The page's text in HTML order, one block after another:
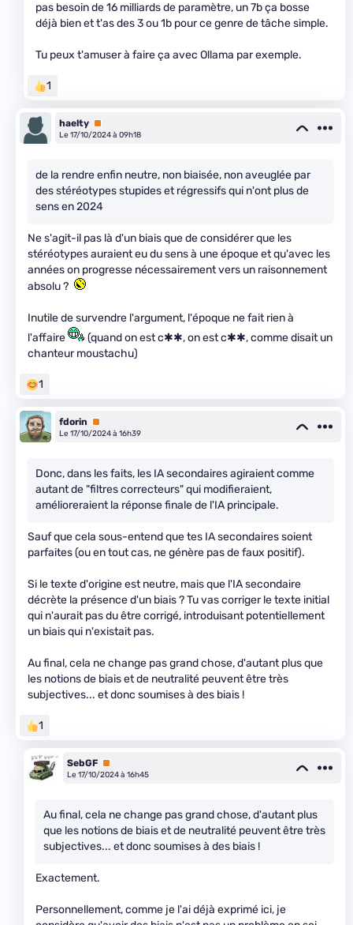
pas besoin de 16 milliards de paramètre, un 7b ça bosse
déjà bien et t'as des 3 ou 1b pour ce genre de tâche simple.
Tu peux t'amuser à faire ça avec Ollama par exemple.
1
haelty Premium
Le 17/10/2024 à 09h18
de la rendre enfin neutre, non biaisée, non aveuglée par
des stéréotypes stupides et régressifs qui n'ont plus de
sens en 2024
Ne s'agit-il pas là d'un biais que de considérer que les
stéréotypes auraient eu du sens à une époque et qu'avec les
années on progresse nécessairement vers un raisonnement
absolu ?
Inutile de survendre l'argument, l'époque ne fait rien à
l'affaire
(quand on est c✱✱, on est c✱✱, comme disait un
chanteur moustachu)
1
fdorin
Premium
Le 17/10/2024 à 16h39
Donc, dans les faits, les IA secondaires agiraient comme
autant de "filtres correcteurs" qui modifieraient,
amélioreraient la réponse finale de l'IA principale.
Sauf que cela sous-entend que tes IA secondaires soient
parfaites (ou en tout cas, ne génère pas de faux positif).
Si le texte d'origine est neutre, mais que l'IA secondaire
décrète la présence d'un biais ? Tu vas corriger le texte initial
qui n'aurait pas du être corrigé, introduisant potentiellement
un biais qui n'existait pas.
Au final, cela ne change pas grand chose, d'autant plus que
les notions de biais et de neutralité peuvent être très
subjectives... et donc soumises à des biais !
1
SebGF Premium
Le 17/10/2024 à 16h45
Au final, cela ne change pas grand chose, d'autant plus
que les notions de biais et de neutralité peuvent être très
subjectives... et donc soumises à des biais !
Exactement.
Personnellement, comme je l'ai déjà exprimé ici, je